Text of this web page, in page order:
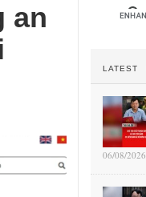
an
LATEST
06/08/2026